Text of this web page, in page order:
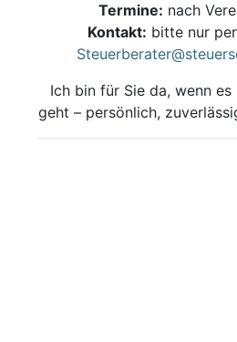
Termine: nach
Kontakt: bitte nur
Ich bin für Sie da, wenn es
geht – persönlich,